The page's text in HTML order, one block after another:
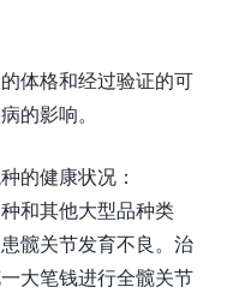
体格和经过验证的可
的影响。
的健康状况：
和其他大型品种类
髋关节发育不良。治
大笔钱进行全髋关节